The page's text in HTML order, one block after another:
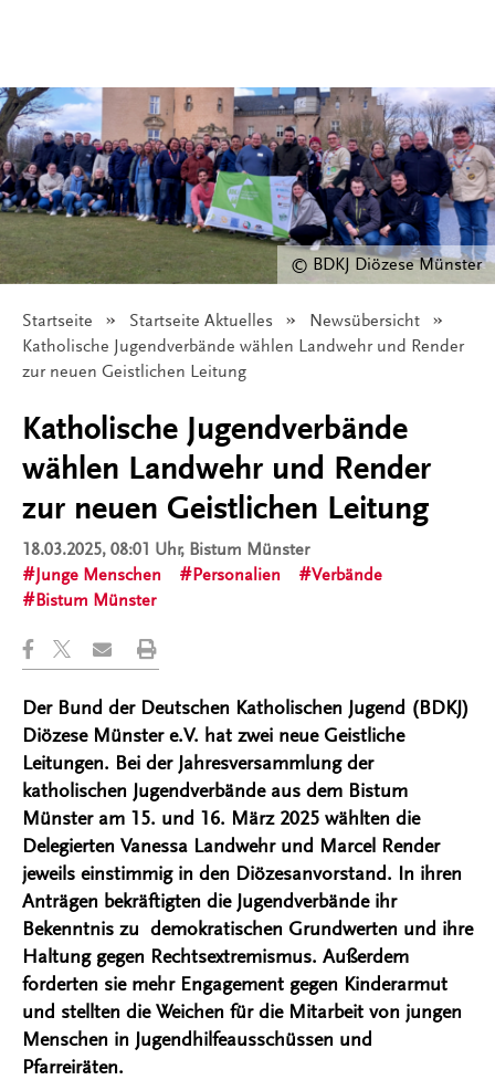
© BDKJ Diözese Münster
Startseite Startseite Aktuelles
Newsübersicht
Angezeigt:
Katholische Jugendverbände wählen Landwehr und Render
zur neuen Geistlichen Leitung
Katholische Jugendverbände
wählen Landwehr und Render
zur neuen Geistlichen Leitung
18.03.2025, 08:01 Uhr, Bistum Münster
Junge Menschen
Personalien
Verbände
Bistum Münster
Der Bund der Deutschen Katholischen Jugend (BDKJ)
Diözese Münster e.V. hat zwei neue Geistliche
Leitungen. Bei der Jahresversammlung der
katholischen Jugendverbände aus dem Bistum
Münster am 15. und 16. März 2025 wählten die
Delegierten Vanessa Landwehr und Marcel Render
jeweils einstimmig in den Diözesanvorstand. In ihren
Anträgen bekräftigten die Jugendverbände ihr
Bekenntnis zu demokratischen Grundwerten und ihre
Haltung gegen Rechtsextremismus. Außerdem
forderten sie mehr Engagement gegen Kinderarmut
und stellten die Weichen für die Mitarbeit von jungen
Menschen in Jugendhilfeausschüssen und
Pfarreiräten.